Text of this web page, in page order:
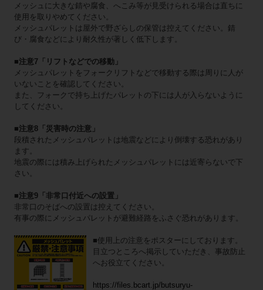
メッシュに大きな錆や腐食、へこみ等が見受けられる場合は直ちに
使用を取りやめてください。
メッシュパレットは屋外で野ざらしの保管は控えてください。錆
び・腐食などにより耐久性が著しく低下します。
■注意7「リフトなどでの移動」
メッシュパレットをフォークリフトなどで移動する際は周りに人が
いないことを確認してください。
また、フォークで持ち上げたパレットの下には人が入らないように
してください。
■注意8「災害時の注意」
段積されたメッシュパレットは地震などにより倒壊する恐れがあり
ます。
地震の際には積み上げられたメッシュパレットには近寄らないで下
さい。
■注意9「非常口付近への設置」
非常口のそばへの設置は控えてください。
有事の際にメッシュパレットが避難経路をふさぐ恐れがあります。
■使用上の注意をポスターにしております。
目立つところへ掲示していただき、事故防止
へお役立てください。
https://files.bcart.jp/butsuryu-